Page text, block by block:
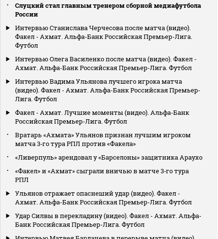
Слуцкий стал главным тренером сборной медиафутбола
России
Интервью Станислава Черчесова после матча (видео).
Факел - Ахмат. Альфа-Банк Российская Премьер-Лига.
Футбол
Интервью Олега Василенко после матча (видео). Факел -
Ахмат. Альфа-Банк Российская Премьер-Лига. Футбол
Интервью Вадима Ульянова лучшего игрока матча
(видео). Факел - Ахмат. Альфа-Банк Российская Премьер-
Лига. Футбол
Факел - Ахмат. Лучшие моменты (видео). Альфа-Банк
Российская Премьер-Лига. Футбол
Вратарь «Ахмата» Ульянов признан лучшим игроком
матча 3‑го тура РПЛ против «Факела»
«Ливерпуль» арендовал у «Барселоны» защитника Араухо
«Факел» и «Ахмат» сыграли вничью в матче 3‑го тура
РПЛ
Ульянов отражает опаснеший удар (видео). Факел -
Ахмат. Альфа-Банк Российская Премьер-Лига. Футбол
Удар Силвы в перекладину (видео). Факел - Ахмат. Альфа-
Банк Российская Премьер-Лига. Футбол